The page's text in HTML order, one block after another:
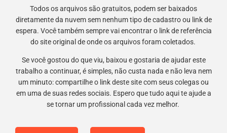
Todos os arquivos são gratuitos, podem ser baixados
diretamente da nuvem sem nenhum tipo de cadastro ou link de
espera. Você também sempre vai encontrar o link de referência
do site original de onde os arquivos foram coletados.
Se você gostou do que viu, baixou e gostaria de ajudar este
trabalho a continuar, é simples, não custa nada e não leva nem
um minuto: compartilhe o link deste site com seus colegas ou
em uma de suas redes sociais. Espero que tudo aqui te ajude a
se tornar um profissional cada vez melhor.